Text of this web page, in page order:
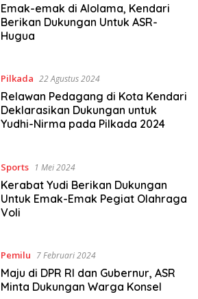
Emak-emak di Alolama, Kendari
Berikan Dukungan Untuk ASR-
Hugua
Pilkada 22 Agustus 2024
Relawan Pedagang di Kota Kendari
Deklarasikan Dukungan untuk
Yudhi-Nirma pada Pilkada 2024
Sports 1 Mei 2024
Kerabat Yudi Berikan Dukungan
Untuk Emak-Emak Pegiat Olahraga
Voli
Pemilu 7 Februari 2024
Maju di DPR RI dan Gubernur, ASR
Minta Dukungan Warga Konsel